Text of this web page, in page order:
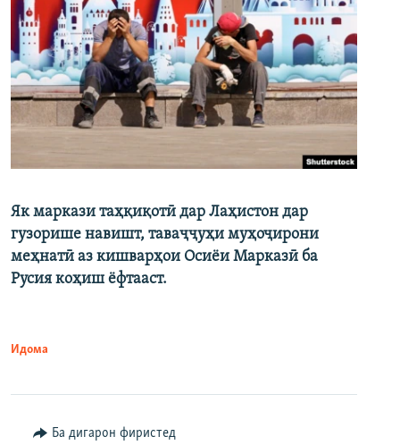
Як маркази таҳқиқотӣ дар Лаҳистон дар
гузорише навишт, таваҷҷуҳи муҳоҷирони
меҳнатӣ аз кишварҳои Осиёи Марказӣ ба
Русия коҳиш ёфтааст.
Идома
Ба дигарон фиристед